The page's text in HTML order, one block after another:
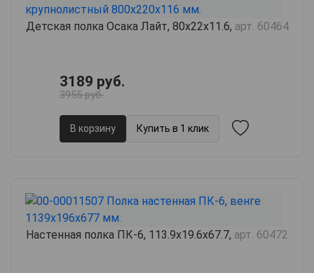
Детская полка Осака Лайт, 80х22х11.6, арт. 60464
3189 руб.
3955 руб.
В корзину Купить в 1 клик
Настенная полка ПК-6, 113.9х19.6х67.7, арт. 60472